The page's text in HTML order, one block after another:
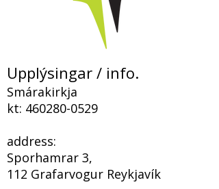
Upplýsingar / info.
Smárakirkja
kt: 460280-0529
address:
Sporhamrar 3,
112 Grafarvogur Reykjavík